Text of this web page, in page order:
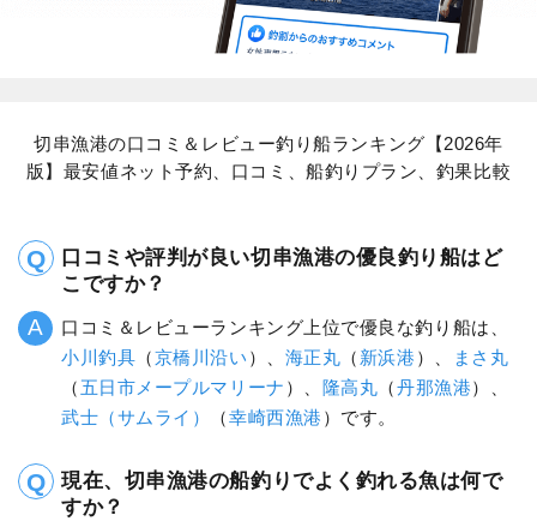
切串漁港の口コミ＆レビュー釣り船ランキング【2026年
版】最安値ネット予約、口コミ、船釣りプラン、釣果比較
口コミや評判が良い切串漁港の優良釣り船はど
こですか？
口コミ＆レビューランキング上位で優良な釣り船は、
小川釣具 （京橋川沿い ）、 海正丸 （ 新浜港 ）、
まさ丸
（ 五日市メープルマリーナ ）、 隆高丸 （丹那漁港）、
武士（サムライ）
（幸崎西漁港 ）です。
現在、切串漁港の船釣りでよく釣れる魚は何で
すか？